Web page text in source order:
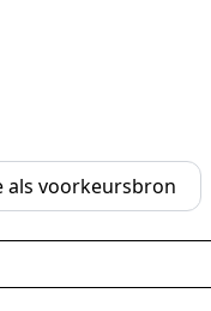
als voorkeursbron